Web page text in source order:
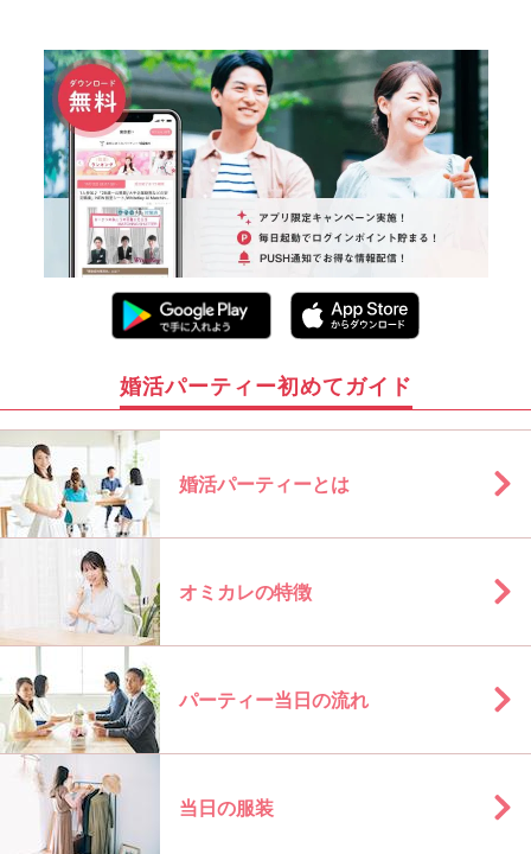
婚活パーティー初めてガイド
婚活パーティーとは
オミカレの特徴
パーティー当日の流れ
当日の服装